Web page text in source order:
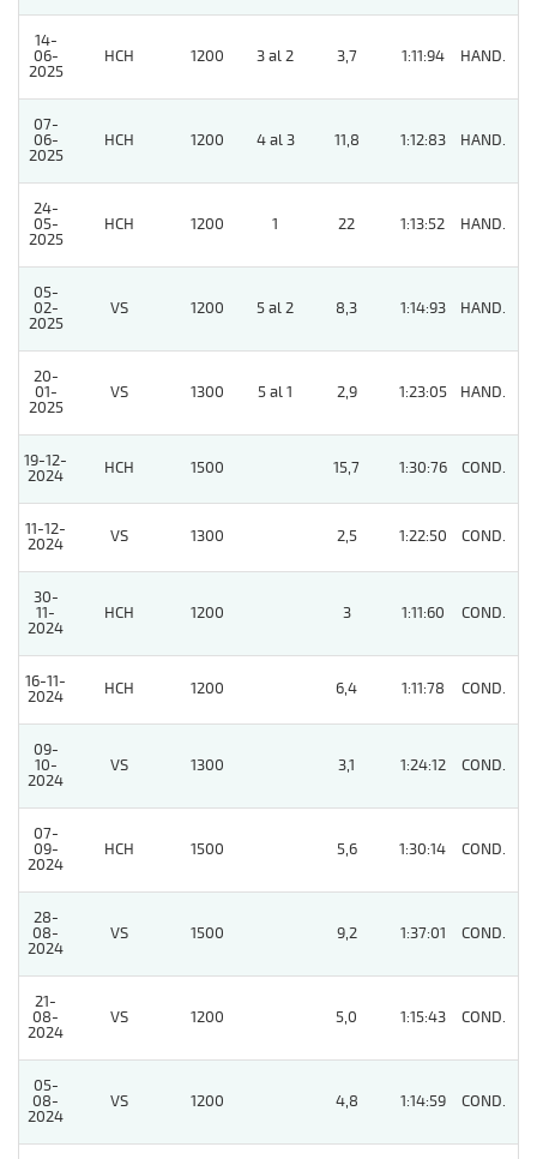
14-
06-
2025
HCH 1200 3 al 2 3,7 1:11:94 HAND.
07-
06-
2025
HCH 1200 4 al 3 11,8 1:12:83 HAND.
24-
05-
2025
HCH 1200 1 22 1:13:52 HAND.
05-
02-
2025
VS 1200 5 al 2 8,3 1:14:93 HAND.
20-
01-
2025
VS 1300 5 al 1 2,9 1:23:05 HAND.
19-12-
2024
HCH 1500 15,7 1:30:76 COND.
11-12-
2024
VS 1300 2,5 1:22:50 COND.
30-
11-
2024
HCH 1200 3 1:11:60 COND.
16-11-
2024
HCH 1200 6,4 1:11:78 COND.
09-
10-
2024
VS 1300 3,1 1:24:12 COND.
07-
09-
2024
HCH 1500 5,6 1:30:14 COND.
28-
08-
2024
VS 1500 9,2 1:37:01 COND.
21-
08-
2024
VS 1200 5,0 1:15:43 COND.
05-
08-
2024
VS 1200 4,8 1:14:59 COND.